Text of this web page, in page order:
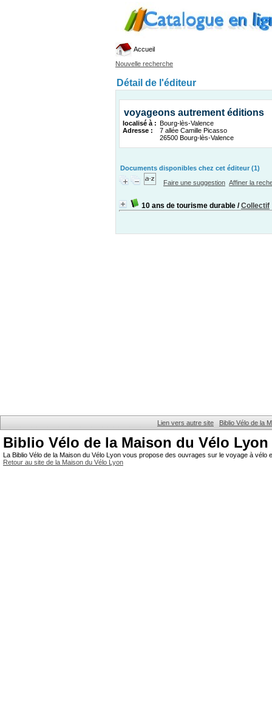
Accueil
Nouvelle recherche
Détail de l'éditeur
voyageons autrement éditions
localisé à : Bourg-lès-Valence
Adresse :
7 allée Camille Picasso
26500 Bourg-lès-Valence
Documents disponibles chez cet éditeur (1)
Faire une suggestion Affiner la
10 ans de tourisme durable /Collectif
Lien vers autre site Biblio Vélo de la
Biblio Vélo de la Maison du Vélo Lyon
La Biblio Vélo de la Maison du Vélo Lyon vous propose des ouvrages sur le voyage à
Retour au site de la Maison du Vélo Lyon